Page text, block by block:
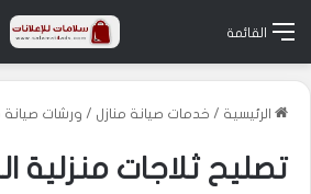
القائمة
الرئيسية / خدمات صيانة منازل / ورشات صيانة
تصليح ثلاجات منزلية